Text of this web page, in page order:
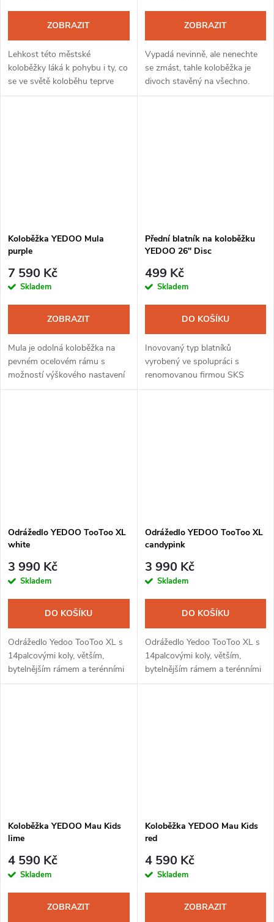
ZOBRAZIT
Lehkost této městské
koloběžky láká k pohybu i ty, co
se ve světě koloběhu teprve
rozkoukávají. YEDOO Kudu, to
ZOBRAZIT
Vypadá nevinně, ale nenechte
se zmást, tahle koloběžka je
divoch stavěný na všechno.
Čtyřka vám dá jistotu a možná i
Koloběžka YEDOO Mula
purple
7 590 Kč
Skladem
ZOBRAZIT
Mula je odolná koloběžka na
pevném ocelovém rámu s
možností výškového nastavení
protiskluzového stupátka
Přední blatník na koloběžku
YEDOO 26" Disc
499 Kč
Skladem
DO KOŠÍKU
Inovovaný typ blatníků
vyrobený ve spolupráci s
renomovanou firmou SKS
vhodný pro koloběžku Yedoo
Odrážedlo YEDOO TooToo XL
white
3 990 Kč
Skladem
DO KOŠÍKU
Odrážedlo Yedoo TooToo XL s
14palcovými koly, větším,
bytelnějším rámem a terénními
plášti je pro všechny děti, které
Odrážedlo YEDOO TooToo XL
candypink
3 990 Kč
Skladem
DO KOŠÍKU
Odrážedlo Yedoo TooToo XL s
14palcovými koly, větším,
bytelnějším rámem a terénními
plášti je pro všechny děti, které
Koloběžka YEDOO Mau Kids
lime
4 590 Kč
Skladem
ZOBRAZIT
Koloběžka YEDOO Mau Kids
red
4 590 Kč
Skladem
ZOBRAZIT